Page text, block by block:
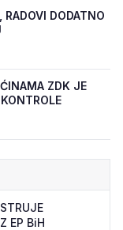
DODATNO
ZDK JE
EP BiH